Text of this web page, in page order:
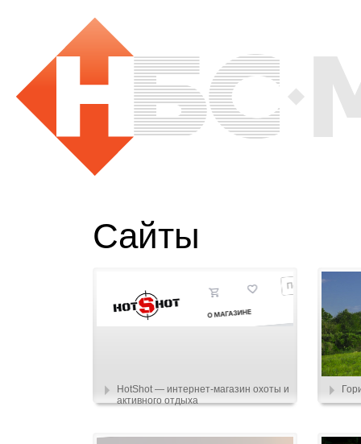
Сайты
HotShot — интернет-магазин охоты и
активного отдыха